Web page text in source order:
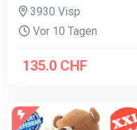
3930 Visp
Vor 10 Tagen
135.0 CHF